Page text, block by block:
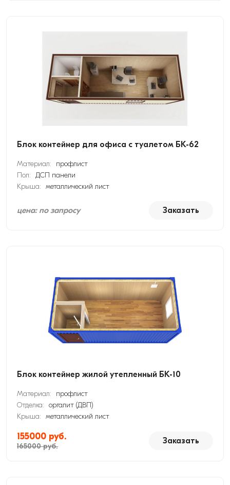
Блок контейнер для офиса с туалетом БК-62
Материал:
профлист
Пол: ДСП панели
Крыша: металлический лист
цена: по запросу Заказать
Блок контейнер жилой утепленный БК-10
Материал:
профлист
Отделка: оргалит (ДВП)
Крыша: металлический лист
155000 руб.
165000 руб.
Заказать